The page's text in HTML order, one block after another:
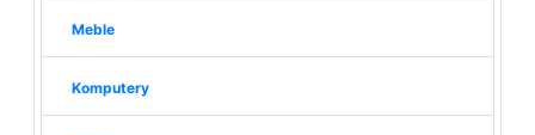
Meble
Komputery